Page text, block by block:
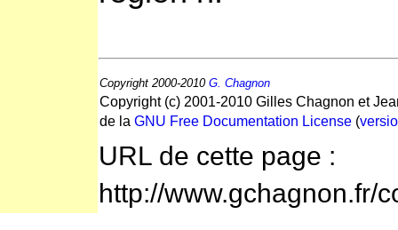
Copyright 2000-2010 G. Chagnon
Copyright (c) 2001-2010 Gilles Chagnon et
de la GNU Free Documentation License (
URL de cette page :
http://www.gchagnon.fr/